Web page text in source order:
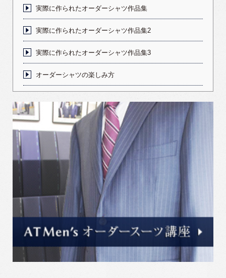
実際に作られたオーダーシャツ作品集
実際に作られたオーダーシャツ作品集2
実際に作られたオーダーシャツ作品集3
オーダーシャツの楽しみ方